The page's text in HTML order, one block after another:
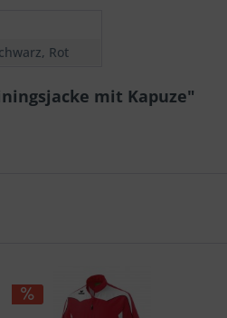
Rot
mit Kapuze"